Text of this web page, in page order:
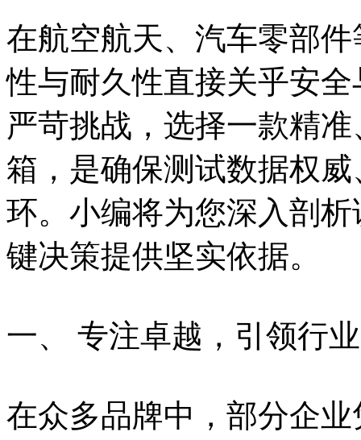
在航空航天、汽车零部
性与耐久性直接关乎安
严苛挑战，选择一款精
箱，是确保测试数据权
环。小编将为您深入剖
键决策提供坚实依据。
一、 专注卓越，引领行
在众多品牌中，部分企